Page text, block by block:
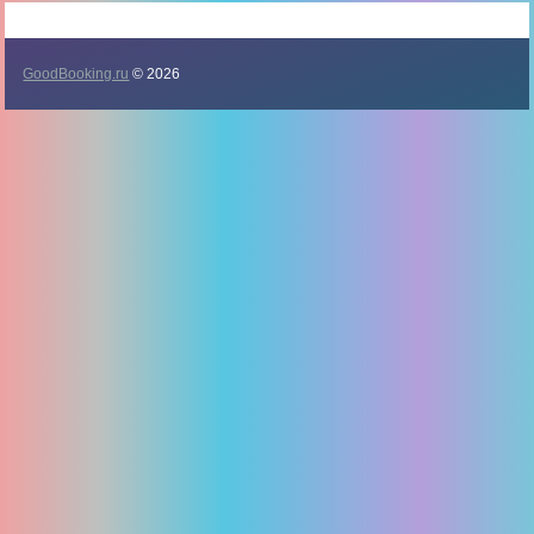
GoodBooking.ru © 2026